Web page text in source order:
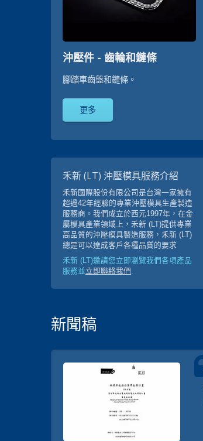
沖壓件 - 齒輪和鏈條
腳踏車齒盤和鏈條。
更多
禾新 (LT) 沖壓模具服務介紹
禾新國際股份有限公司是台灣一家擁有
超過42年經驗的專業沖壓模具生產製造
服務商。我們成立於西元1997年，在金
屬模具產業領域上，禾新 (LT)提供專業
高品質的沖壓模具製造服務，禾新 (LT)
總是可以達成客戶各種品質的要求
禾新 (LT)邀請您立即瀏覽我們各項產品
服務並立即聯絡我們 .
新聞稿